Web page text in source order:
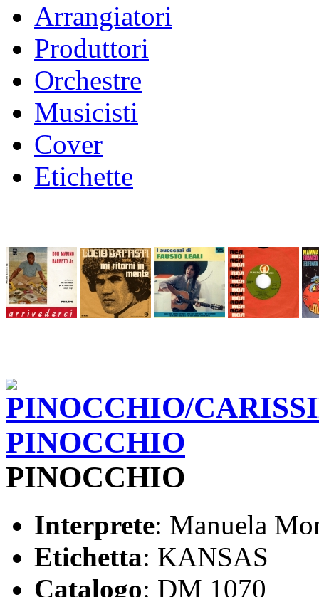
Arrangiatori
Produttori
Orchestre
Musicisti
Cover
Etichette
PINOCCHIO
Interprete: Manuela
Etichetta: KANSAS
Catalogo: DM 1070